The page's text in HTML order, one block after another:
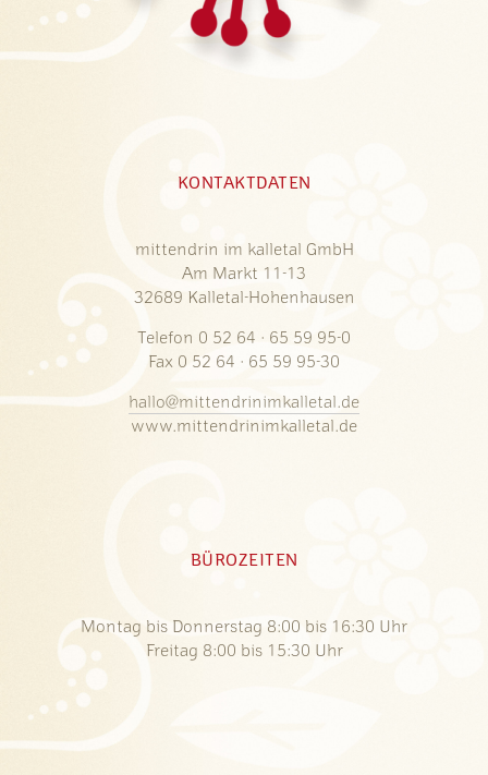
KONTAKTDATEN
mittendrin im kalletal GmbH
Am Markt 11-13
32689 Kalletal-Hohenhausen
Telefon 0 52 64 · 65 59 95-0
Fax 0 52 64 · 65 59 95-30
hallo@mittendrinimkalletal.de
www.mittendrinimkalletal.de
BÜROZEITEN
Montag bis Donnerstag 8:00 bis 16:30 Uhr
Freitag 8:00 bis 15:30 Uhr